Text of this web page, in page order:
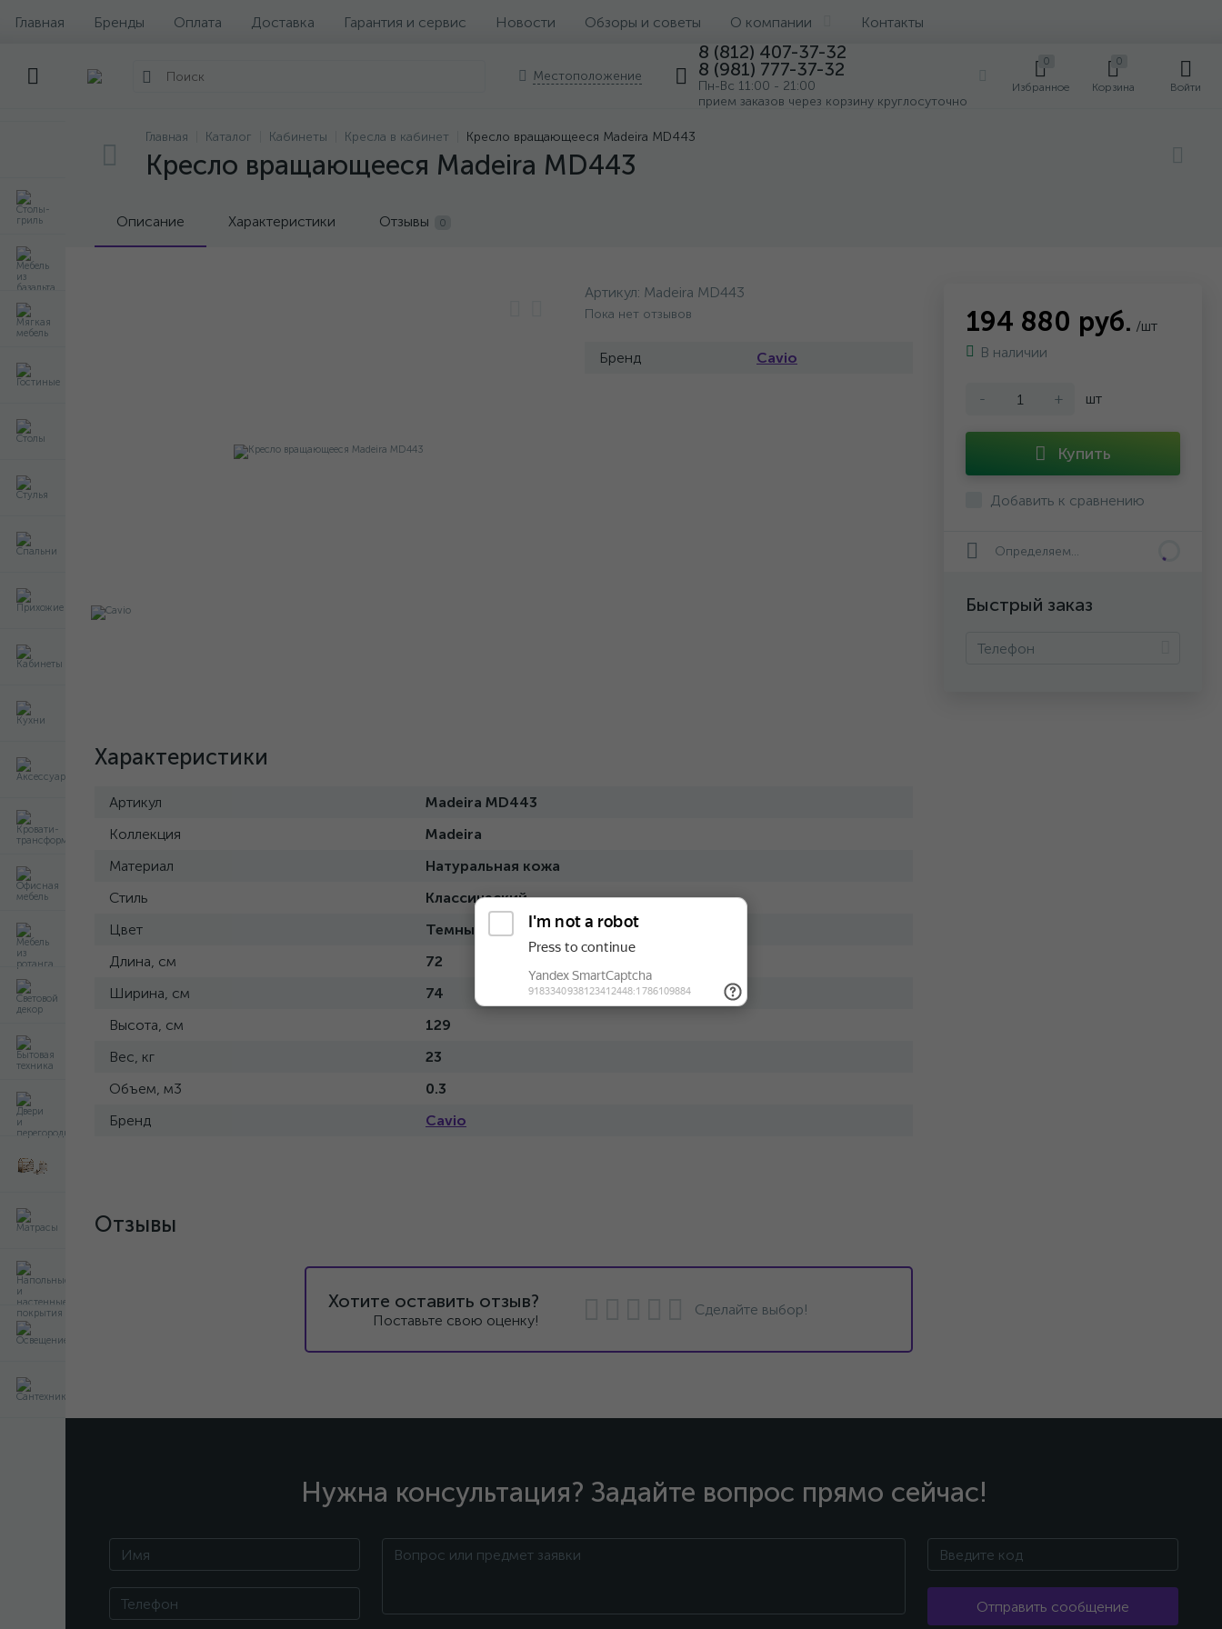
Главная Бренды Оплата Доставка Гарантия и сервис Новости Обзоры и советы О компании Контакты
Местоположение
8 (812) 407-37-32
8 (981) 777-37-32
Пн-Вс 11:00 - 21:00
прием заказов через корзину круглосуточно
0
Избранное
0
Корзина Войти
Главная Каталог Кабинеты Кресла в кабинет Кресло вращающееся Madeira MD443
Кресло вращающееся Madeira MD443
Описание Характеристики Отзывы 0
Артикул: Madeira MD443
Пока нет отзывов
Бренд Cavio
Характеристики
Артикул
Madeira MD443
Коллекция
Madeira
Материал
Натуральная кожа
Стиль
Классический
Цвет
Темный
Длина, см
72
Ширина, см
74
Высота, см
129
Вес, кг
23
Объем, м3
0.3
Бренд
Cavio
194 880 руб. /шт
В наличии
- + шт
Купить
Добавить к сравнению
Определяем...
Быстрый заказ
Отзывы
Хотите оставить отзыв?
Поставьте свою оценку!
Сделайте выбор!
Нужна консультация? Задайте вопрос прямо сейчас!
Отправить сообщение